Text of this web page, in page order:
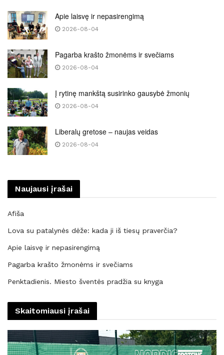
Apie laisvę ir nepasirengimą
2026-08-04
Pagarba krašto žmonėms ir svečiams
2026-08-04
Į rytinę mankštą susirinko gausybė žmonių
2026-08-04
Liberalų gretose – naujas veidas
2026-08-04
Naujausi įrašai
Afiša
Lova su patalynės dėže: kada ji iš tiesų praverčia?
Apie laisvę ir nepasirengimą
Pagarba krašto žmonėms ir svečiams
Penktadienis. Miesto šventės pradžia su knyga
Skaitomiausi įrašai